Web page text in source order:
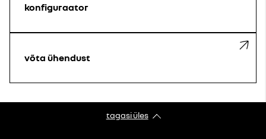
konfiguraator
võta ühendust
tagasi üles